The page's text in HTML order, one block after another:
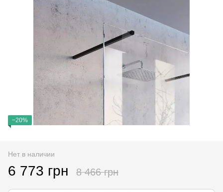
−20%
Нет в наличии
6 773 грн 8 466 грн